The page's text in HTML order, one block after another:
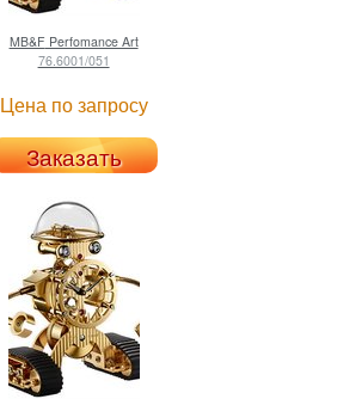
MB&F Perfomance Art
76.6001/051
Цена по запросу
Заказать